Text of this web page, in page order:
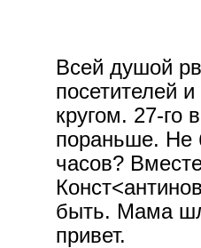
Всей душой
посетителей
кругом. 27-го
пораньше. Не
часов?
быть. Мама
привет.